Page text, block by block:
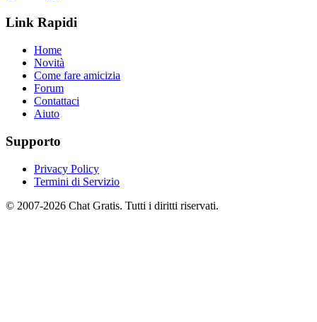
Link Rapidi
Home
Novità
Come fare amicizia
Forum
Contattaci
Aiuto
Supporto
Privacy Policy
Termini di Servizio
© 2007-2026 Chat Gratis. Tutti i diritti riservati.